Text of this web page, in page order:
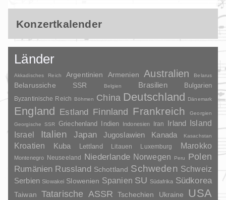
Konzertkalender
Länder
Akkadisches Reich Argentinien Armenien Australien Belarus
Belarussiche SSR Belgien Brasilien Bulgarien
Byzantinische Reich Böhmen China Deutschland Dänemark
England Estland Finnland Frankreich
Georgien
Georgische SSR
Griechenland Indien Indonesien Iran Irland
Island
Israel
Italien Japan Jugoslawien Kanada Kasachstan
Kroatien Kuba Lettland Litauen Luxemburg Marokko
Montenegro Neuseeland Niederlande Norwegen Peru
Polen
Rumänien Russland Schottland Schweden Schweiz
Serbien Slowakei Slowenien Spanien SU Südafrika Südkorea
Taiwan Tatarische ASSR Tschechien Ukraine USA